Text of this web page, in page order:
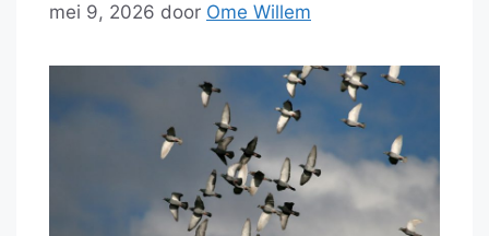
mei 9, 2026 door Ome Willem